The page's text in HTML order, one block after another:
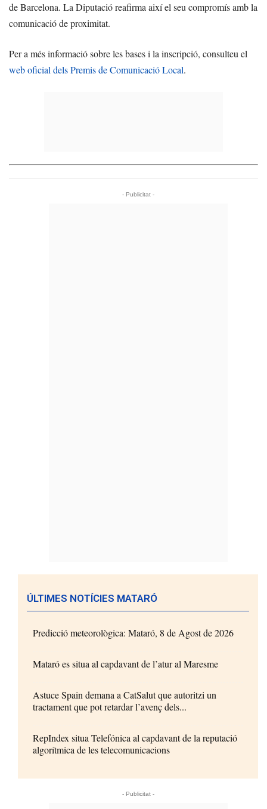
de Barcelona. La Diputació reafirma així el seu compromís amb la
comunicació de proximitat.
Per a més informació sobre les bases i la inscripció, consulteu el
web oficial dels Premis de Comunicació Local.
- Publicitat -
ÚLTIMES NOTÍCIES MATARÓ
Predicció meteorològica: Mataró, 8 de Agost de 2026
Mataró es situa al capdavant de l’atur al Maresme
Astuce Spain demana a CatSalut que autoritzi un
tractament que pot retardar l’avenç dels...
RepIndex situa Telefónica al capdavant de la reputació
algorítmica de les telecomunicacions
- Publicitat -